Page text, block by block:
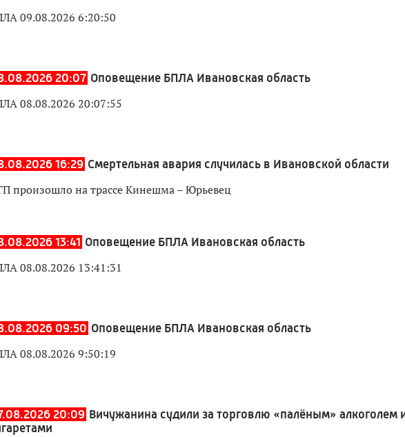
09.08.2026 6:20:50
20:07 Оповещение БПЛА Ивановская область
08.08.2026 20:07:55
16:29 Смертельная авария случилась в Ивановской области
произошло на трассе Кинешма – Юрьевец
13:41 Оповещение БПЛА Ивановская область
08.08.2026 13:41:31
09:50 Оповещение БПЛА Ивановская область
08.08.2026 9:50:19
20:09 Вичужанина судили за торговлю «палёным» алкоголем